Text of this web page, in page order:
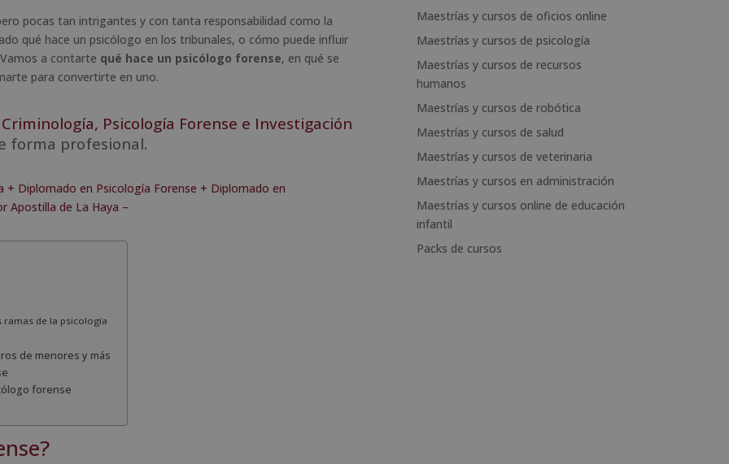
pocas tan intrigantes y con tanta responsabilidad como la
qué hace un psicólogo en los tribunales, o cómo puede influir
a contarte qué hace un psicólogo forense, en qué se
para convertirte en uno.
Psicología Forense e Investigación
forma profesional.
Diplomado en Psicología Forense + Diplomado en
Apostilla de La Haya –
de la psicología
de menores y más
forense
Maestrías y cursos de oficios online
Maestrías y cursos de psicología
Maestrías y cursos de recursos
humanos
Maestrías y cursos de robótica
Maestrías y cursos de salud
Maestrías y cursos de veterinaria
Maestrías y cursos en administración
Maestrías y cursos online de educación
infantil
Packs de cursos